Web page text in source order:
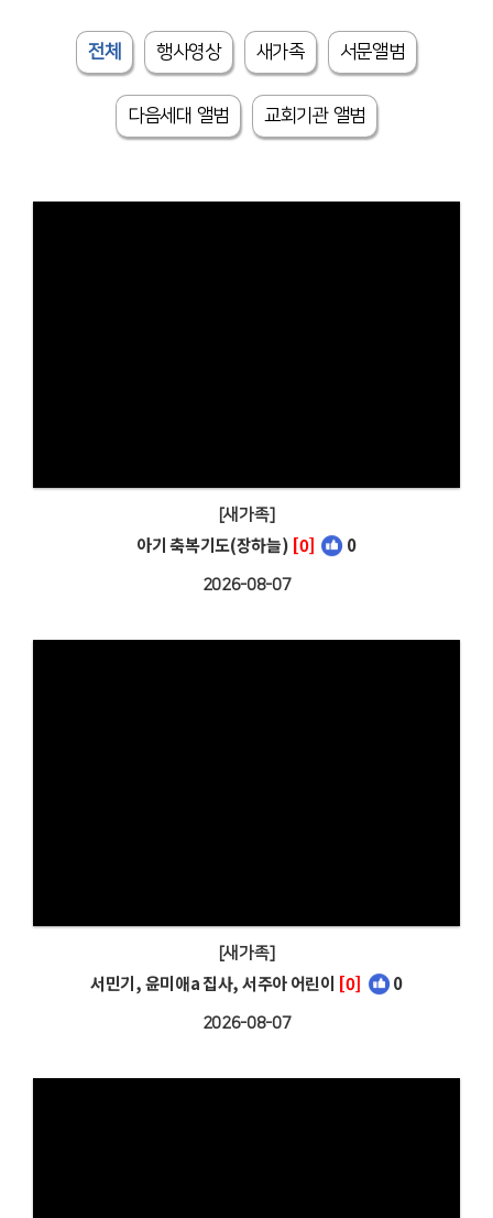
# 첨부 21.DSC05838.JPG
# 첨부 22.DSC05842.JPG
# 첨부 23.DSC05843.JPG
# 첨부 24.DSC05844.JPG
전체 행사영상 새가족 서문앨범
다음세대 앨범 교회기관 앨범
[새가족]
아기 축복기도(장하늘) [0] 0
2026-08-07
[새가족]
서민기, 윤미애a 집사, 서주아 어린이 [0] 0
2026-08-07